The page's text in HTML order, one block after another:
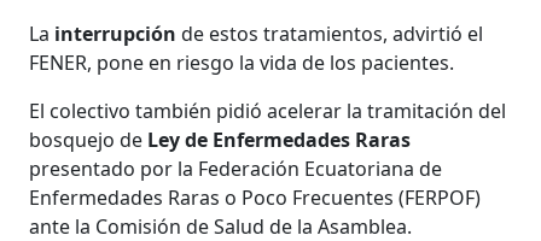
La interrupciónde estos tratamientos, advirtió el
FENER, pone en riesgo la vida de los pacientes.
El colectivo también pidió acelerar la tramitación del
bosquejo de Ley de Enfermedades Raras
presentado por la Federación Ecuatoriana de
Enfermedades Raras o Poco Frecuentes (FERPOF)
ante la Comisión de Salud de la Asamblea.